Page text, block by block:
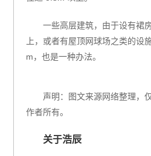
一些高层建筑，由于设有裙
上，或者有屋顶网球场之类的设
m，也是一种办法。
声明：图文来源网络整理，
作者所有。
关于浩辰